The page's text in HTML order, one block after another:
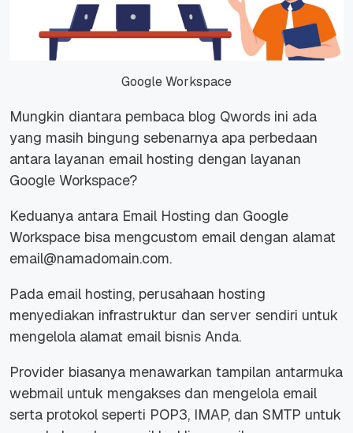
Google Workspace
Mungkin diantara pembaca blog Qwords ini ada
yang masih bingung sebenarnya apa perbedaan
antara layanan email hosting dengan layanan
Google Workspace?
Keduanya antara Email Hosting dan Google
Workspace bisa mengcustom email dengan alamat
email@namadomain.com.
Pada email hosting, perusahaan hosting
menyediakan infrastruktur dan server sendiri untuk
mengelola alamat email bisnis Anda.
Provider biasanya menawarkan tampilan antarmuka
webmail untuk mengakses dan mengelola email
serta protokol seperti POP3, IMAP, dan SMTP untuk